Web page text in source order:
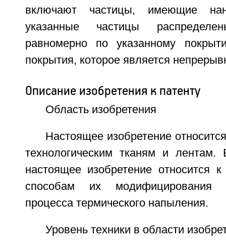
включают частицы, имеющие
указанные частицы
равномерно по указанному
покрытия, которое является
Описание изобретения к патенту
Область изобретения
Настоящее изобретение
технологическим тканям и лентам.
настоящее изобретение относится
способам их модифицирования
процесса термического напыления.
Уровень техники в области